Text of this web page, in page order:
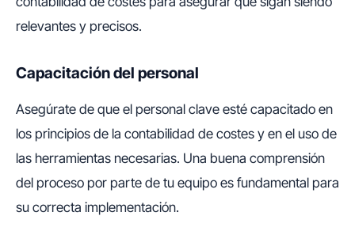
relevantes y precisos.
Capacitación del personal
Asegúrate de que el personal clave esté capacitado en
los principios de la contabilidad de costes y en el uso de
las herramientas necesarias. Una buena comprensión
del proceso por parte de tu equipo es fundamental para
su correcta implementación.